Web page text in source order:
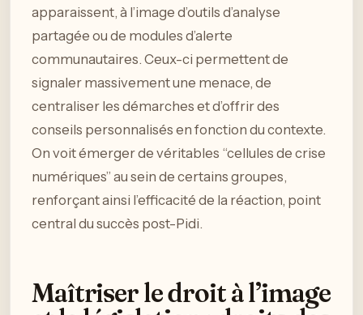
apparaissent, à l’image d’outils d’analyse
partagée ou de modules d’alerte
communautaires. Ceux-ci permettent de
signaler massivement une menace, de
centraliser les démarches et d’offrir des
conseils personnalisés en fonction du contexte.
On voit émerger de véritables “cellules de crise
numériques” au sein de certains groupes,
renforçant ainsi l’efficacité de la réaction, point
central du succès post-Pidi.
Maîtriser le droit à l’image